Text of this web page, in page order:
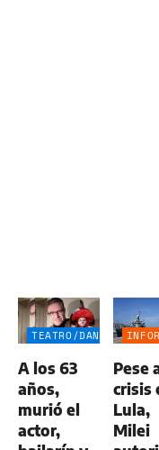
TEATRO/DANZA
A los 63
años,
murió el
actor,
Pese
crisis
Lula,
Milei